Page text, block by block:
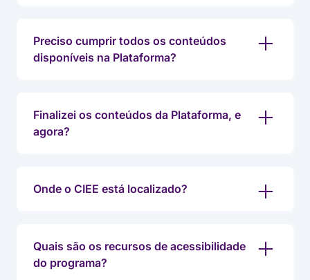
Preciso cumprir todos os conteúdos
disponíveis na Plataforma?
Finalizei os conteúdos da Plataforma, e
agora?
Onde o CIEE está localizado?
Quais são os recursos de acessibilidade
do programa?